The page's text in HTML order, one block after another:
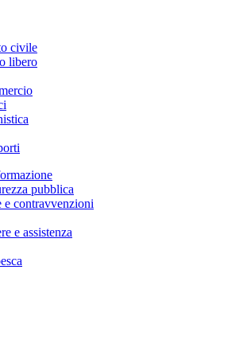
civile
libero
pubblica
e contravvenzioni
e assistenza